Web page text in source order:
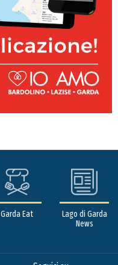
Garda Eat
Lago di Garda
News